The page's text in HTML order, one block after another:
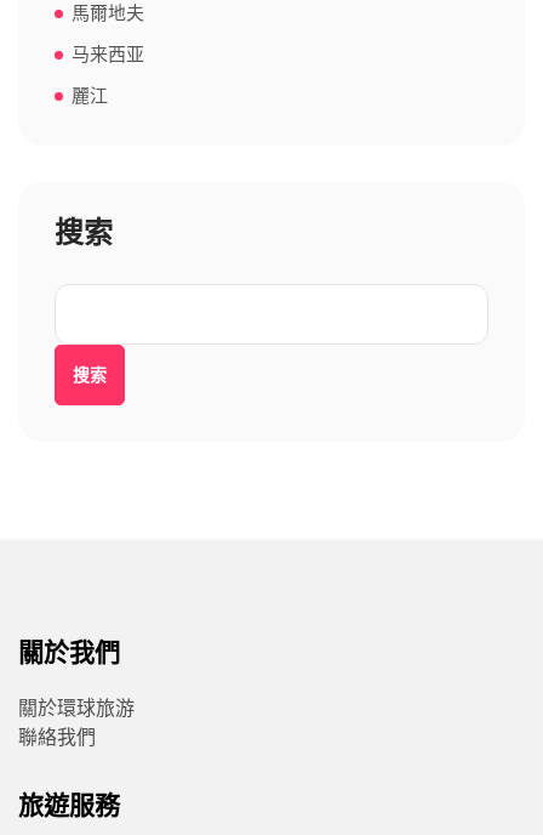
馬爾地夫
马来西亚
麗江
搜索
搜索
關於我們
關於環球旅游
聯絡我們
旅遊服務